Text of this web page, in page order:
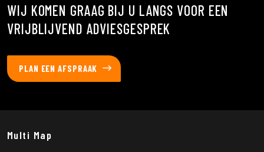
WIJ KOMEN GRAAG BIJ U LANGS VOOR EEN
VRIJBLIJVEND ADVIESGESPREK
PLAN EEN AFSPRAAK
Multi Map